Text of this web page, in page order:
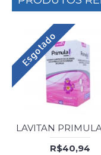
Esgotado
R$40,94